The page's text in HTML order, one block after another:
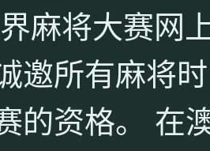
麻将大赛网
邀所有麻将
的资格。
在